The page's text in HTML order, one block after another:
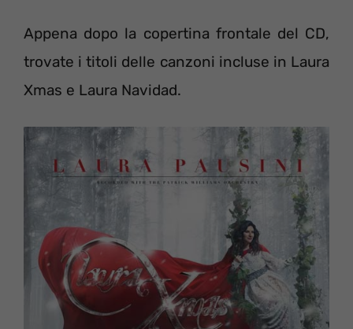
Appena dopo la copertina frontale del CD,
trovate i titoli delle canzoni incluse in Laura
Xmas e Laura Navidad.